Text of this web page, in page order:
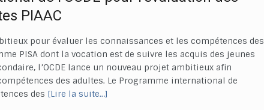
PIAAC
pour évaluer les connaissances et les compétences des
PISA dont la vocation est de suivre les acquis des jeunes
l’OCDE lance un nouveau projet ambitieux afin
des adultes. Le Programme international de
des [Lire la suite…]